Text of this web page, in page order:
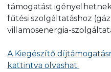
támogatást
fűtési szolgáltatáshoz
villamosenergia-
A Kiegészítő
kattintva olvashat.